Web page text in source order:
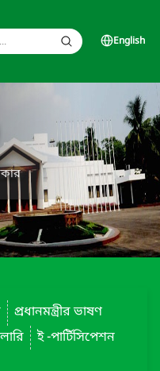
English
প্রধানমন্ত্রীর ভাষণ
ই -পার্টিসিপেশন